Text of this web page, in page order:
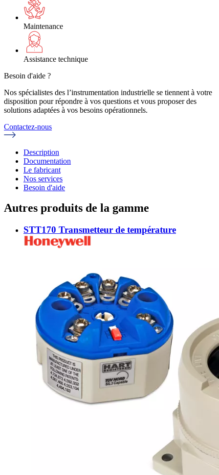
Maintenance
Assistance technique
Besoin d'aide ?
Nos spécialistes des l’instrumentation industrielle se tiennent à votre
disposition pour répondre à vos questions et vous proposer des
solutions adaptées à vos besoins opérationnels.
Contactez-nous
Description
Documentation
Le fabricant
Nos services
Besoin d'aide
Autres produits de la gamme
STT170 Transmetteur de température